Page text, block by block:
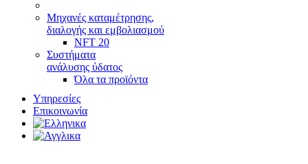
Μηχανές καταμέτρησης,
διαλογής και εμβολιασμού
NFT 20
Συστήματα
ανάλυσης ύδατος
Όλα τα προϊόντα
Υπηρεσίες
Επικοινωνία